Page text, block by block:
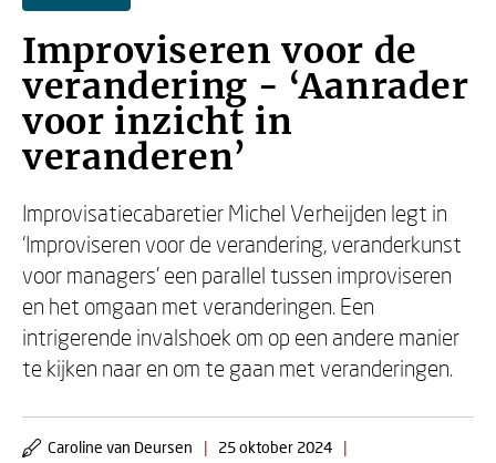
Improviseren voor de
verandering - ‘Aanrader
voor inzicht in
veranderen’
Improvisatiecabaretier Michel Verheijden legt in
‘Improviseren voor de verandering, veranderkunst
voor managers’ een parallel tussen improviseren
en het omgaan met veranderingen. Een
intrigerende invalshoek om op een andere manier
te kijken naar en om te gaan met veranderingen.
Caroline van Deursen | 25 oktober 2024
|